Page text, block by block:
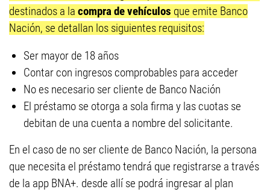
destinados a la compra de vehículos que emite Banco
Nación, se detallan los siguientes requisitos:
Ser mayor de 18 años
Contar con ingresos comprobables para acceder
No es necesario ser cliente de Banco Nación
El préstamo se otorga a sola firma y las cuotas se
debitan de una cuenta a nombre del solicitante.
En el caso de no ser cliente de Banco Nación, la persona
que necesita el préstamo tendrá que registrarse a través
de la app BNA+. desde allí se podrá ingresar al plan